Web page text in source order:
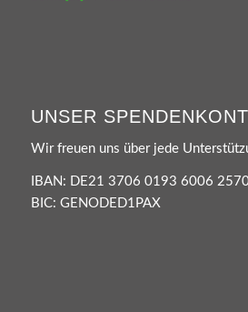
UNSER
Wir freuen uns über jede
IBAN: DE21 3706 0193 6006
BIC: GENODED1PAX